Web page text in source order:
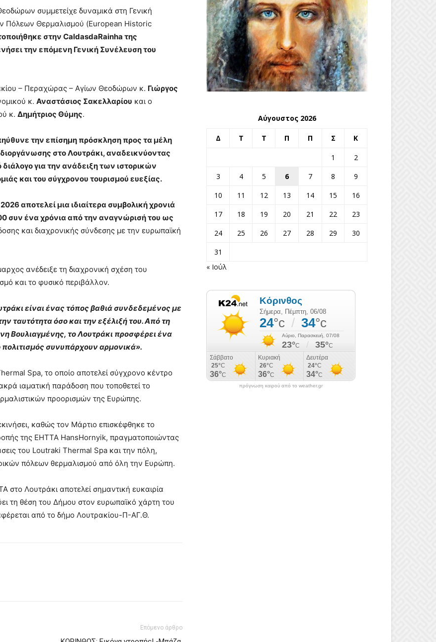
συμμετείχε δυναμικά στη Γενική
Πόλεων Θερμαλισμού (European Historic
στην CaldasdaRainha της
την επόμενη Γενική Συνέλευση του
– Περαχώρας – Αγίων Θεοδώρων κ. Γιώργος
κ. Αναστάσιος Σακελλαρίου και ο
κ. Δημήτριος Θύμης.
την επίσημη πρόσκληση προς τα μέλη
στο Λουτράκι, αναδεικνύοντας
για την ανάδειξη των ιστορικών
και του σύγχρονου τουρισμού ευεξίας.
αποτελεί μια ιδιαίτερα συμβολική χρονιά
συν ένα χρόνια από την αναγνώρισή του ως
και διαχρονικής σύνδεσης με την ευρωπαϊκή
ανέδειξε τη διαχρονική σχέση του
και το φυσικό περιβάλλον.
είναι ένας τόπος βαθιά συνδεδεμένος με
ταυτότητα όσο και την εξέλιξή του. Από τη
Βουλιαγμένης, το Λουτράκι προσφέρει ένα
πολιτισμός συνυπάρχουν αρμονικά».
Spa, το οποίο αποτελεί σύγχρονο κέντρο
ιαματική παράδοση που τοποθετεί το
προορισμών της Ευρώπης.
καθώς τον Μάρτιο επισκέφθηκε το
της EHTTA HansHornyik, πραγματοποιώντας
του Loutraki Thermal Spa και την πόλη,
πόλεων θερμαλισμού από όλη την Ευρώπη.
στο Λουτράκι αποτελεί σημαντική ευκαιρία
τη θέση του Δήμου στον ευρωπαϊκό χάρτη του
από το δήμο Λουτρακίου-Π-ΑΓ.Θ.
Επόμενο άρθρο
Αύγουστος 2026
Δ Τ Τ Π Π Σ Κ
1
2
3
4 5 6 7 8
9
10
11 12 13 14 15
16
17
18 19 20 21 22
23
24
25 26 27 28 29
30
31
« Ιούλ
πρόγνωση καιρού από το weather.gr